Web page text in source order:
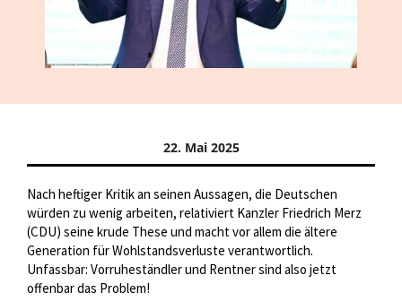
22. Mai 2025
Nach heftiger Kritik an seinen Aussagen, die Deutschen
würden zu wenig arbeiten, relativiert Kanzler Friedrich Merz
(CDU) seine krude These und macht vor allem die ältere
Generation für Wohlstandsverluste verantwortlich.
Unfassbar: Vorruheständler und Rentner sind also jetzt
offenbar das Problem!